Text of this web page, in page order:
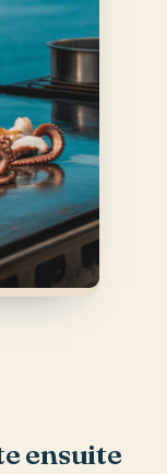
ensuite